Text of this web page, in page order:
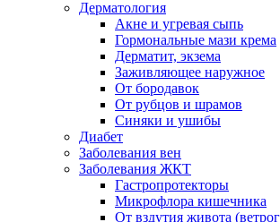
Дерматология
Акне и угревая сыпь
Гормональные мази крема
Дерматит, экзема
Заживляющее наружное
От бородавок
От рубцов и шрамов
Синяки и ушибы
Диабет
Заболевания вен
Заболевания ЖКТ
Гастропротекторы
Микрофлора кишечника
От вздутия живота